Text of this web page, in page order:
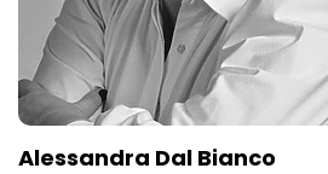
Alessandra Dal Bianco